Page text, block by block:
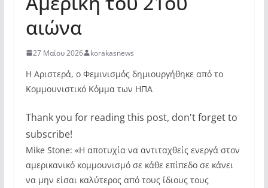
αιώνα
27 Μαΐου 2026 korakasnews
Η Αριστερά, ο Φεμινισμός δημιουργήθηκε από το
Κομμουνιστικό Κόμμα των ΗΠΑ
Thank you for reading this post, don't forget to
subscribe!
Mike Stone: «Η αποτυχία να αντιταχθείς ενεργά στον
αμερικανικό κομμουνισμό σε κάθε επίπεδο σε κάνει
να μην είσαι καλύτερος από τους ίδιους τους